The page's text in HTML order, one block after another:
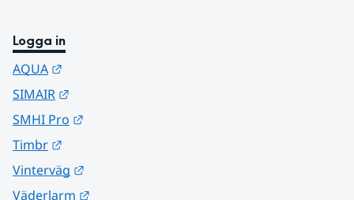
Logga in
AQUA
SIMAIR
SMHI Pro
Timbr
Vinterväg
Väderlarm